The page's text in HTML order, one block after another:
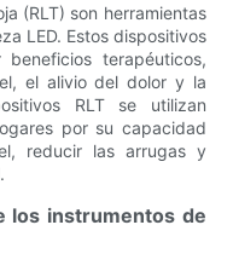
(RLT) son herramientas
LED. Estos dispositivos
terapéuticos,
el alivio del dolor y la
RLT se utilizan
por su capacidad
reducir las arrugas y
los instrumentos de